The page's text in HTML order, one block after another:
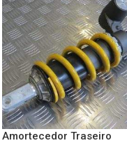
Amortecedor Traseiro